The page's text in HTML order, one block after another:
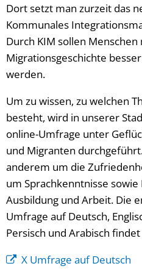
Dort setzt man zurzeit das
Kommunales
Durch KIM sollen
Migrationsgeschichte
werden.
Um zu wissen, zu welchen
besteht, wird in unserer
online-Umfrage unter
und Migranten
anderem um die
um Sprachkenntnisse
Ausbildung und Arbeit. Die
Umfrage auf Deutsch,
Persisch und Arabisch
X Umfrage auf Deutsch